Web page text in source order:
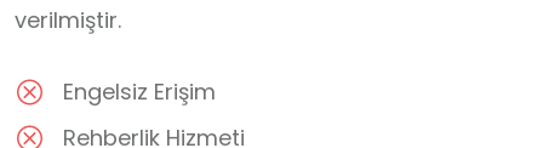
verilmiştir.
Engelsiz Erişim
Rehberlik Hizmeti